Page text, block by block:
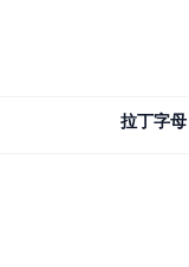
拉丁字